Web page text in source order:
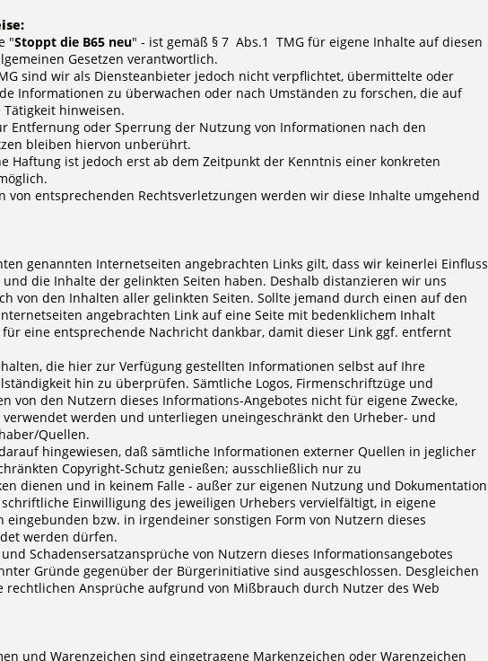
"Stoppt die B65 neu" - ist gemäß § 7 Abs.1 TMG für eigene Inhalte auf diesen
Gesetzen verantwortlich.
sind wir als Diensteanbieter jedoch nicht verpflichtet, übermittelte oder
Informationen zu überwachen oder nach Umständen zu forschen, die auf
hinweisen.
Entfernung oder Sperrung der Nutzung von Informationen nach den
bleiben hiervon unberührt.
Haftung ist jedoch erst ab dem Zeitpunkt der Kenntnis einer konkreten
von entsprechenden Rechtsverletzungen werden wir diese Inhalte umgehend
genannten Internetseiten angebrachten Links gilt, dass wir keinerlei Einfluss
die Inhalte der gelinkten Seiten haben. Deshalb distanzieren wir uns
von den Inhalten aller gelinkten Seiten. Sollte jemand durch einen auf den
angebrachten Link auf eine Seite mit bedenklichem Inhalt
eine entsprechende Nachricht dankbar, damit dieser Link ggf. entfernt
die hier zur Verfügung gestellten Informationen selbst auf Ihre
hin zu überprüfen. Sämtliche Logos, Firmenschriftzüge und
von den Nutzern dieses Informations-Angebotes nicht für eigene Zwecke,
verwendet werden und unterliegen uneingeschränkt den Urheber- und
Quellen.
hingewiesen, daß sämtliche Informationen externer Quellen in jeglicher
Copyright-Schutz genießen; ausschließlich nur zu
dienen und in keinem Falle - außer zur eigenen Nutzung und Dokumentation
Einwilligung des jeweiligen Urhebers vervielfältigt, in eigene
eingebunden bzw. in irgendeiner sonstigen Form von Nutzern dieses
werden dürfen.
Schadensersatzansprüche von Nutzern dieses Informationsangebotes
Gründe gegenüber der Bürgerinitiative sind ausgeschlossen. Desgleichen
rechtlichen Ansprüche aufgrund von Mißbrauch durch Nutzer des Web
und Warenzeichen sind eingetragene Markenzeichen oder Warenzeichen